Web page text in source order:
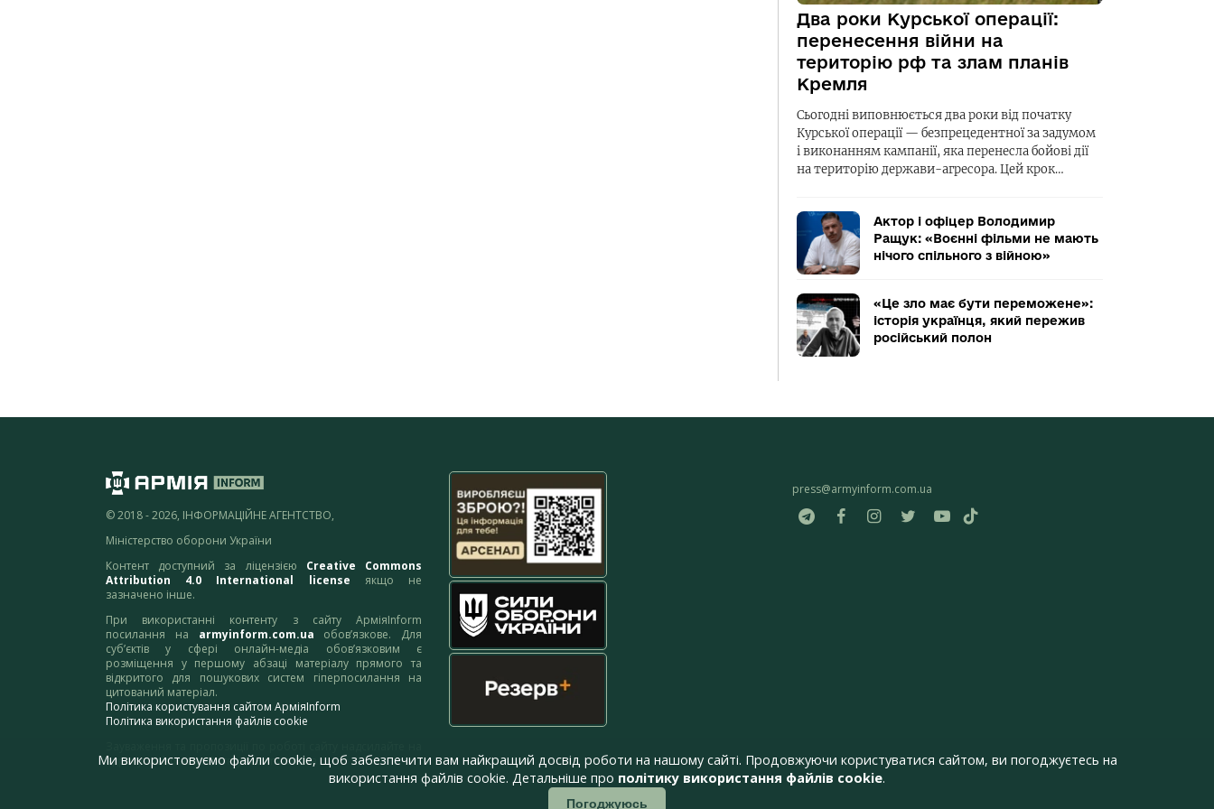
Два роки Курської операції:
перенесення війни на
територію рф та злам планів
Кремля
Сьогодні виповнюється два роки від початку
Курської операції — безпрецедентної за задумом
і виконанням кампанії, яка перенесла бойові дії
на територію держави-агресора. Цей крок…
Актор і офіцер Володимир
Ращук: «Воєнні фільми не мають
нічого спільного з війною»
«Це зло має бути переможене»:
історія українця, який пережив
російський полон
© 2018 - 2026, ІНФОРМАЦІЙНЕ АГЕНТСТВО,
Міністерство оборони України
Контент доступний за ліцензією Creative Commons
Attribution 4.0 International license якщо не
зазначено інше.
При використанні контенту з сайту АрміяInform
посилання на armyinform.com.ua обов’язкове. Для
суб’єктів у сфері онлайн-медіа обов’язковим є
розміщення у першому абзаці матеріалу прямого та
відкритого для пошукових систем гіперпосилання на
цитований матеріал.
Політика користування сайтом АрміяInform
Політика використання файлів cookie
адресу:webmaster@armyinform.com.ua
press@armyinform.com.ua
Ми використовуємо файли cookie, щоб забезпечити вам найкращий досвід роботи на нашому сайті. Продовжуючи користуватися сайтом, ви погоджуєтесь на
використання файлів cookie. Детальніше про політику використання файлів cookie.
Погоджуюсь